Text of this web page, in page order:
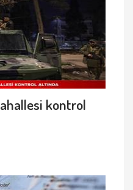
kontrol